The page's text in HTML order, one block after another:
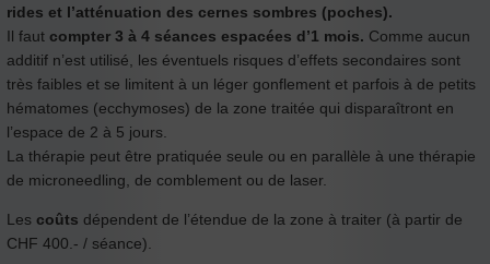
rides et l’atténuation des cernes sombres (poches).
Il faut compter 3 à 4 séances espacées d’1 mois. Comme aucun
additif n’est utilisé, les éventuels risques d’effets secondaires sont
très faibles et se limitent à un léger gonflement et parfois à de petits
hématomes (ecchymoses) de la zone traitée qui disparaîtront en
l’espace de 2 à 5 jours.
La thérapie peut être pratiquée seule ou en parallèle à une thérapie
de microneedling, de comblement ou de laser.
Les coûts dépendent de l’étendue de la zone à traiter (à partir de
CHF 400.- / séance).